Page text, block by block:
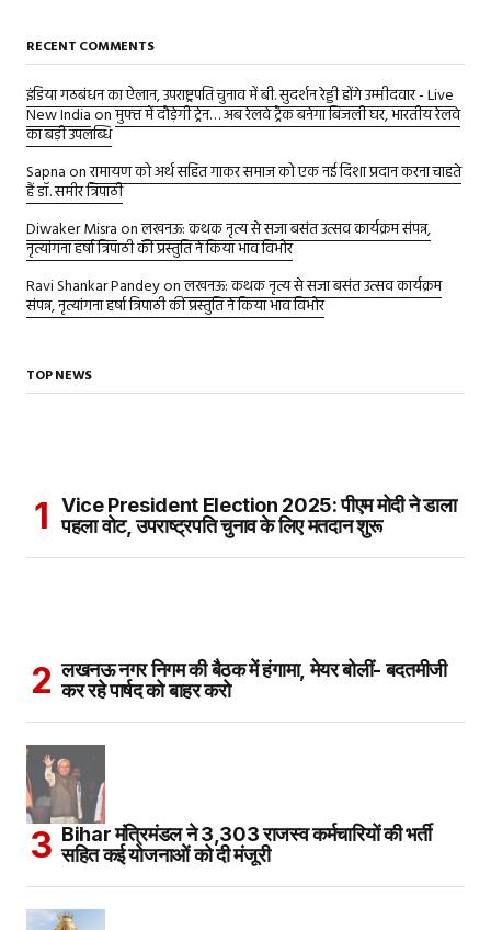
RECENT COMMENTS
इंडिया गठबंधन का ऐलान, उपराष्ट्रपति चुनाव में बी. सुदर्शन रेड्डी होंगे उम्मीदवार - Live
New Indiaonमुफ्त में दौड़ेगी ट्रेन… अब रेलवे ट्रैक बनेगा बिजली घर, भारतीय रेलवे
का बड़ी उपलब्धि
Sapnaonरामायण को अर्थ सहित गाकर समाज को एक नई दिशा प्रदान करना चाहते
हैं डॉ. समीर त्रिपाठी
Diwaker Misraonलखनऊ: कथक नृत्य से सजा बसंत उत्सव कार्यक्रम संपन्न,
नृत्यांगना हर्षा त्रिपाठी की प्रस्तुति ने किया भाव विभोर
Ravi Shankar Pandeyonलखनऊ: कथक नृत्य से सजा बसंत उत्सव कार्यक्रम
संपन्न, नृत्यांगना हर्षा त्रिपाठी की प्रस्तुति ने किया भाव विभोर
TOP NEWS
Vice President Election 2025: पीएम मोदी ने डाला
पहला वोट, उपराष्ट्रपति चुनाव के लिए मतदान शुरू
लखनऊ नगर निगम की बैठक में हंगामा, मेयर बोलीं- बदतमीजी
कर रहे पार्षद को बाहर करो
Bihar मंत्रिमंडल ने 3,303 राजस्व कर्मचारियों की भर्ती
सहित कई योजनाओं को दी मंजूरी